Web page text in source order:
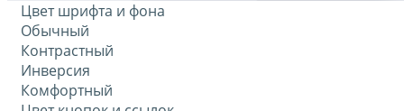
Цвет шрифта и фона
Обычный
Контрастный
Инверсия
Комфортный